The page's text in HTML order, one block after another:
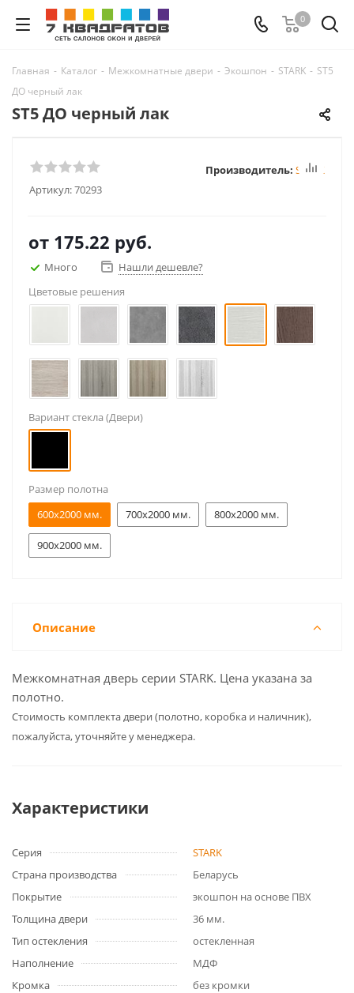
0
Главная - Каталог - Межкомнатные двери - Экошпон - STARK - ST5
ДО черный лак
ST5 ДО черный лак
Артикул:70293
Производитель: STARK
от 175.22 руб.
Много
Нашли дешевле?
Цветовые решения
Вариант стекла (Двери)
Размер полотна
600x2000 мм.
700x2000 мм. 800x2000 мм.
900x2000 мм.
Описание
Межкомнатная дверь серии STARK. Цена указана за
полотно.
Cтоимость комплекта двери (полотно, коробка и наличник),
пожалуйста, уточняйте у менеджера.
Характеристики
Серия
STARK
Страна производства
Беларусь
Покрытие
экошпон на основе ПВХ
Толщина двери
36 мм.
Тип остекления
остекленная
Наполнение
МДФ
Кромка
без кромки